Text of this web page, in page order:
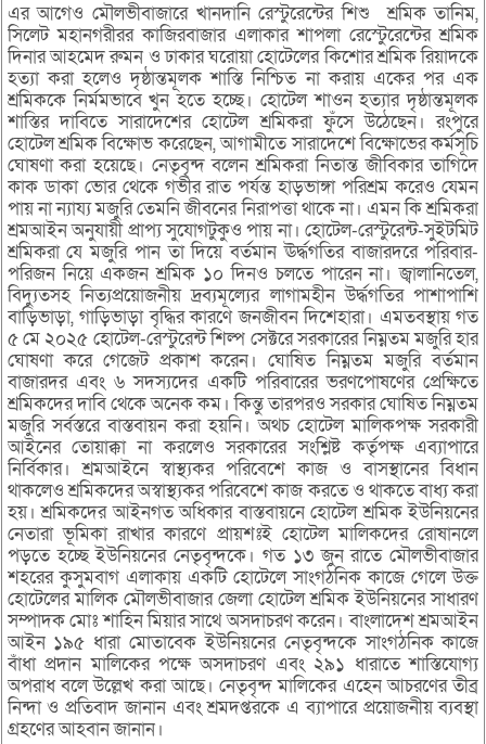
এর আগেও মৌলভীবাজারে খানদানি রেস্টুরেন্টের শিশু শ্রমিক তানিম,
সিলেট মহানগরীরর কাজিরবাজার এলাকার শাপলা রেস্টেুরেন্টের শ্রমিক
দিনার আহমেদ রুমন ও ঢাকার ঘরোয়া হোটেলের কিশোর শ্রমিক রিয়াদকে
হত্যা করা হলেও দৃষ্ঠান্তমূলক শাস্তি নিশ্চিত না করায় একের পর এক
শ্রমিককে নির্মমভাবে খুন হতে হচ্ছে। হোটেল শাওন হত্যার দৃষ্ঠান্তমূলক
শাস্তির দাবিতে সারাদেশের হোটেল শ্রমিকরা ফুঁসে উঠেছেন। রংপুরে
হোটেল শ্রমিক বিক্ষোভ করেছেন, আগামীতে সারাদেশে বিক্ষোভের কর্মসূচি
ঘোষণা করা হয়েছে। নেতৃবৃন্দ বলেন শ্রমিকরা নিতান্ত জীবিকার তাগিদে
কাক ডাকা ভোর থেকে গভীর রাত পর্যন্ত হাড়ভাঙ্গা পরিশ্রম করেও যেমন
পায় না ন্যায্য মজুরি তেমনি জীবনের নিরাপত্তা থাকে না। এমন কি শ্রমিকরা
শ্রমআইন অনুযায়ী প্রাপ্য সুযোগটুকুও পায় না। হোটেল-রেস্টুরেন্ট-সুইটমিট
শ্রমিকরা যে মজুরি পান তা দিয়ে বর্তমান ঊর্দ্ধগতির বাজারদরে পরিবার-
পরিজন নিয়ে একজন শ্রমিক ১০ দিনও চলতে পারেন না। জ্বালানিতেল,
বিদ্যুতসহ নিত্যপ্রয়োজনীয় দ্রব্যমূল্যের লাগামহীন উর্দ্ধগতির পাশাপাশি
বাড়িভাড়া, গাড়িভাড়া বৃদ্ধির কারণে জনজীবন দিশেহারা। এমতবস্থায় গত
৫ মে ২০২৫ হোটেল-রেস্টুরেন্ট শিল্প সেক্টরে সরকারের নিম্নতম মজুরি হার
ঘোষণা করে গেজেট প্রকাশ করেন। ঘোষিত নিম্নতম মজুরি বর্তমান
বাজারদর এবং ৬ সদস্যদের একটি পরিবারের ভরণপোষণের প্রেক্ষিতে
শ্রমিকদের দাবি থেকে অনেক কম। কিন্তু তারপরও সরকার ঘোষিত নিম্নতম
মজুরি সর্বস্তরে বাস্তবায়ন করা হয়নি। অথচ হোটেল মালিকপক্ষ সরকারী
আইনের তোয়াক্কা না করলেও সরকারের সংশ্লিষ্ট কর্তৃপক্ষ এব্যাপারে
নির্বিকার। শ্রমআইনে স্বাস্থ্যকর পরিবেশে কাজ ও বাসস্থানের বিধান
থাকলেও শ্রমিকদের অস্বাস্থ্যকর পরিবেশে কাজ করতে ও থাকতে বাধ্য করা
হয়। শ্রমিকদের আইনগত অধিকার বাস্তবায়নে হোটেল শ্রমিক ইউনিয়নের
নেতারা ভূমিকা রাখার কারণে প্রায়শঃই হোটেল মালিকদের রোষানলে
পড়তে হচ্ছে ইউনিয়নের নেতৃবৃন্দকে। গত ১৩ জুন রাতে মৌলভীবাজার
শহরের কুসুমবাগ এলাকায় একটি হোটেলে সাংগঠনিক কাজে গেলে উক্ত
হোটেলের মালিক মৌলভীবাজার জেলা হোটেল শ্রমিক ইউনিয়নের সাধারণ
সম্পাদক মোঃ শাহিন মিয়ার সাথে অসদাচরণ করেন। বাংলাদেশ শ্রমআইন
আইন ১৯৫ ধারা মোতাবেক ইউনিয়নের নেতৃবৃন্দকে সাংগঠনিক কাজে
বাঁধা প্রদান মালিকের পক্ষে অসদাচরণ এবং ২৯১ ধারাতে শাস্তিযোগ্য
অপরাধ বলে উল্লেখ করা আছে। নেতৃবৃন্দ মালিকের এহেন আচরণের তীব্র
নিন্দা ও প্রতিবাদ জানান এবং শ্রমদপ্তরকে এ ব্যাপারে প্রয়োজনীয় ব্যবস্থা
গ্রহণের আহবান জানান।